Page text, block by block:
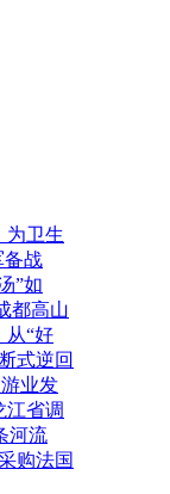
为卫生
备战
”如
都高山
从“好
式逆回
业发
江省调
河流
购法国